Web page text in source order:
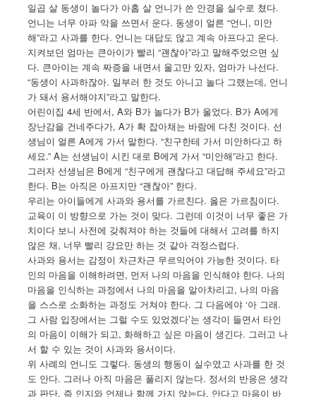
일곱 살 동생이 놀다가 아홉 살 언니가 쓴 안경을 실수로 쳤다.
언니는 너무 아파 악을 쓰면서 운다. 동생이 얼른 “언니, 미안
해”라고 사과를 한다. 언니는 대답도 않고 계속 아프다고 운다.
지켜보던 엄마는 큰아이가 빨리 “괜찮아”라고 말해주었으면 싶
다. 큰아이는 계속 짜증을 내면서 울고만 있자, 엄마가 나선다.
“동생이 사과하잖아. 일부러 한 것도 아니고 놀다 그랬는데, 언니
가 돼서 용서해야지”라고 말한다.
어린이집 4세 반에서, A와 B가 놀다가 B가 울었다. B가 A에게
장난감을 건네주다가, A가 확 잡아채는 바람에 다친 것이다. 선
생님이 얼른 A에게 가서 말한다. “친구한테 가서 미안하다고 하
세요.” A는 선생님이 시킨 대로 B에게 가서 “미안해”라고 한다.
그러자 선생님은 B에게 “친구에게 괜찮다고 대답해 주세요”라고
한다. B는 아직은 아프지만 “괜찮아” 한다.
우리는 아이들에게 사과와 용서를 가르친다. 옳은 가르침이다.
교육이 이 방향으로 가는 것이 맞다. 그런데 이것이 너무 좋은 가
치이다 보니 사전에 갖춰져야 하는 것들에 대해서 고려를 하지
않은 채, 너무 빨리 강요만 하는 것 같아 걱정스럽다.
사과와 용서는 감정이 차근차근 무르익어야 가능한 것이다. 타
인의 마음을 이해하려면, 먼저 나의 마음을 인식해야 한다. 나의
마음을 인식하는 과정에서 나의 마음을 알아차리고, 나의 마음
을 스스로 소화하는 과정도 거쳐야 한다. 그 다음에야 ‘아 그래.
그 사람 입장에서는 그럴 수도 있었겠다’는 생각이 들면서 타인
의 마음이 이해가 되고, 화해하고 싶은 마음이 생긴다. 그러고 나
서 할 수 있는 것이 사과와 용서이다.
위 사례의 언니도 그렇다. 동생의 행동이 실수였고 사과를 한 것
도 안다. 그러나 아직 마음은 풀리지 않는다. 정서의 반응은 생각
과 판단, 즉 인지와 언제나 함께 가지 않는다. 안다고 마음이 바